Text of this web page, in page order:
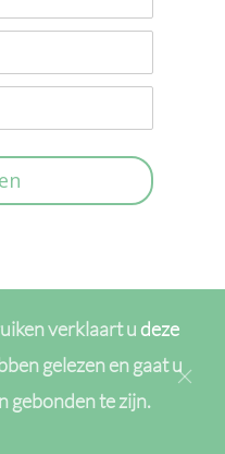
verklaart udeze
gelezen en gaat u
gebonden te zijn.